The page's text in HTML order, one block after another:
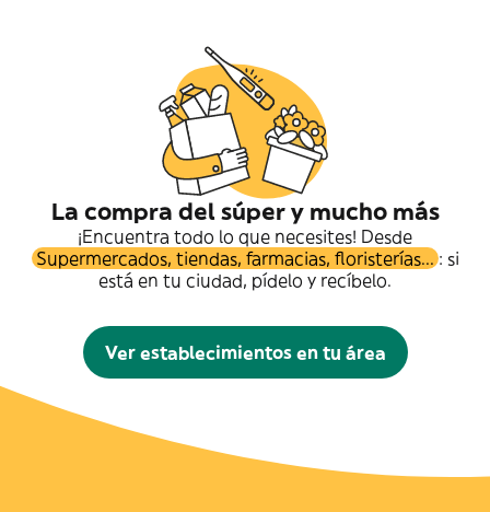
La compra del súper y mucho más
¡Encuentra todo lo que necesites! Desde
Supermercados, tiendas, farmacias, floristerías... : si
está en tu ciudad, pídelo y recíbelo.
Ver establecimientos en tu área